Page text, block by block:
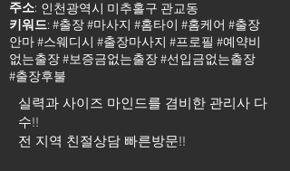
주소:
키워드: #출장 #마사지 #홈타이 #홈케어 #출장
안마 #스웨디시 #출장마사지 #프로필 #예약비
없는출장 #보증금없는출장 #선입금없는출장
#출장후불
인천광역시 미추홀구 관교동
실력과 사이즈 마인드를 겸비한 관리사 다
수!!
전 지역 친절상담 빠른방문!!